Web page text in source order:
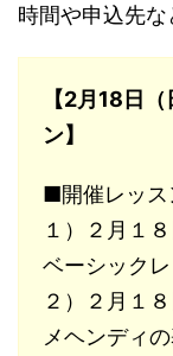
時間や申込先な
【2月18日
ン】
■開催レッス
１）２月１
ベーシック
２）２月１
メヘンディ